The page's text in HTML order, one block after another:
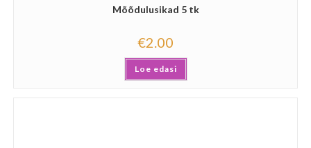
Mõõdulusikad 5 tk
€2.00
Loe edasi